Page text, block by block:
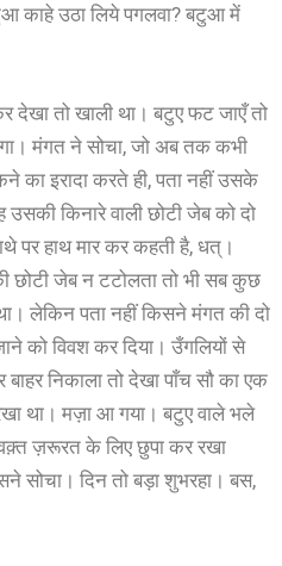
काहे उठा लिये पगलवा? बटुआ में
देखा तो खाली था। बटुए फट जाएँ तो
मंगत ने सोचा, जो अब तक कभी
का इरादा करते ही, पता नहीं उसके
किनारे वाली छोटी जेब को दो
पर हाथ मार कर कहती है, धत्।
जेब न टटोलता तो भी सब कुछ
लेकिन पता नहीं किसने मंगत की दो
को विवश कर दिया। उँगलियों से
निकाला तो देखा पाँच सौ का एक
था। मज़ा आ गया। बटुए वाले भले
ज़रूरत के लिए छुपा कर रखा
सोचा। दिन तो बड़ा शुभरहा। बस,